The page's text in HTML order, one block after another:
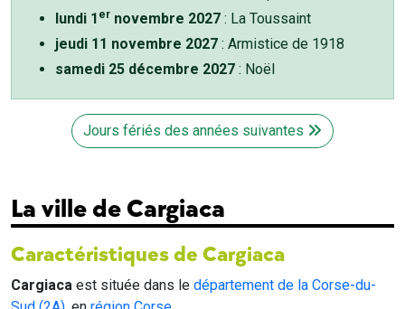
lundi 1 er novembre 2027 : La Toussaint
jeudi 11 novembre 2027 : Armistice de 1918
samedi 25 décembre 2027 : Noël
Jours fériés des années suivantes
La ville de Cargiaca
Caractéristiques de Cargiaca
Cargiaca est située dans le département de la Corse-du-